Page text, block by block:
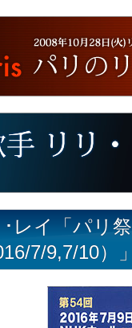
･レイ「パリ
7/9,7/10）